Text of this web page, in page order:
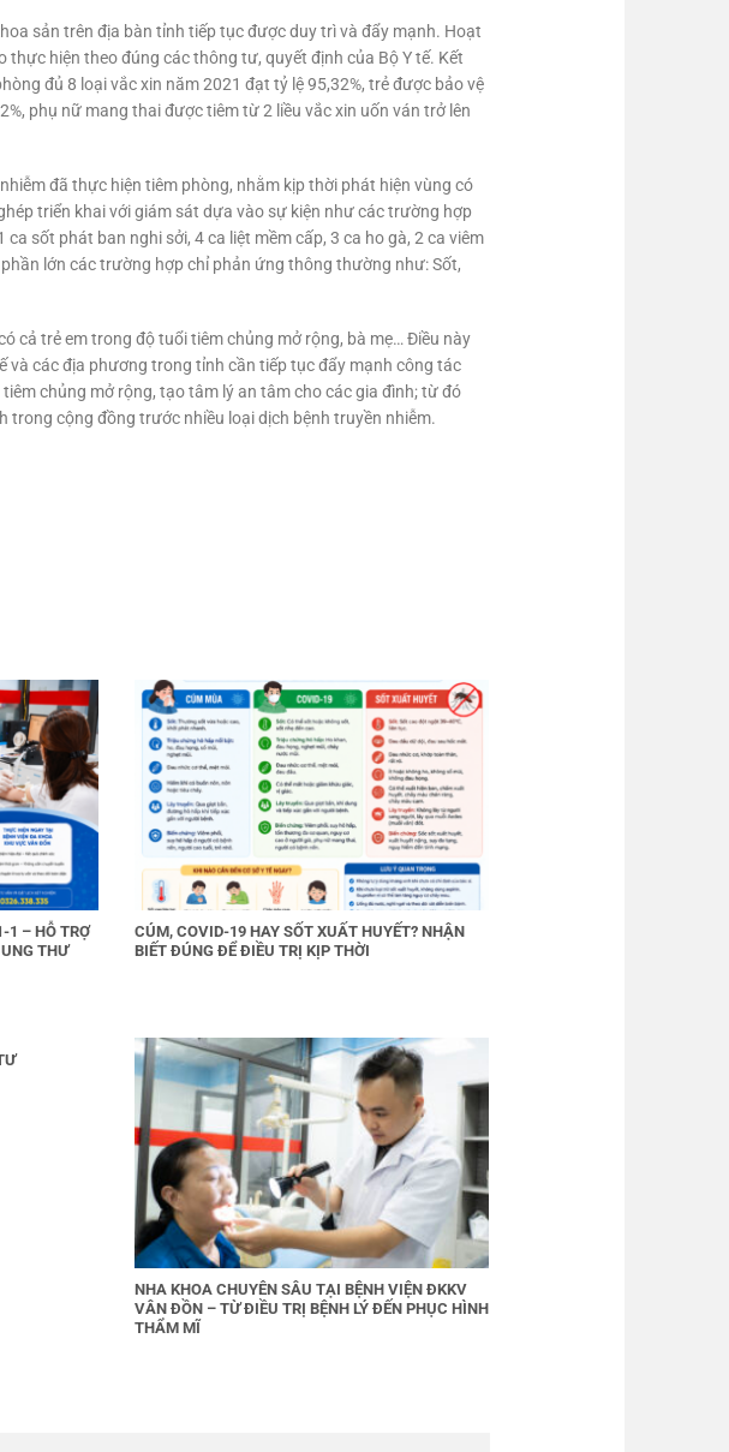
sản trên địa bàn tỉnh tiếp tục được duy trì và đẩy mạnh. Hoạt
hiện theo đúng các thông tư, quyết định của Bộ Y tế. Kết
đủ 8 loại vắc xin năm 2021 đạt tỷ lệ 95,32%, trẻ được bảo vệ
phụ nữ mang thai được tiêm từ 2 liều vắc xin uốn ván trở lên
đã thực hiện tiêm phòng, nhằm kịp thời phát hiện vùng có
triển khai với giám sát dựa vào sự kiện như các trường hợp
sốt phát ban nghi sởi, 4 ca liệt mềm cấp, 3 ca ho gà, 2 ca viêm
lớn các trường hợp chỉ phản ứng thông thường như: Sốt,
cả trẻ em trong độ tuổi tiêm chủng mở rộng, bà mẹ… Điều này
và các địa phương trong tỉnh cần tiếp tục đẩy mạnh công tác
chủng mở rộng, tạo tâm lý an tâm cho các gia đình; từ đó
trong cộng đồng trước nhiều loại dịch bệnh truyền nhiễm.
1 – HỖ TRỢ
THƯ
CÚM, COVID-19 HAY SỐT XUẤT HUYẾT? NHẬN
BIẾT ĐÚNG ĐỂ ĐIỀU TRỊ KỊP THỜI
NHA KHOA CHUYÊN SÂU TẠI BỆNH VIỆN ĐKKV
VÂN ĐỒN – TỪ ĐIỀU TRỊ BỆNH LÝ ĐẾN PHỤC HÌNH
THẨM MĨ